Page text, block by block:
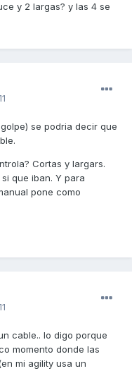
y 2 largas? y las 4 se
se podria decir que
Cortas y largars.
que iban. Y para
pone como
cable.. lo digo porque
momento donde las
mi agility usa un